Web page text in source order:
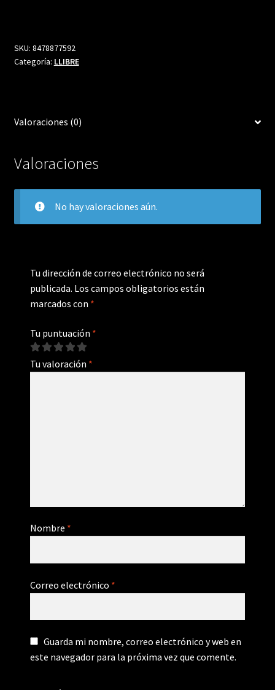
SKU: 8478877592
Categoría: LLIBRE
Valoraciones (0)
Valoraciones
No hay valoraciones aún.
Tu dirección de correo electrónico no será
publicada. Los campos obligatorios están
marcados con *
Tu puntuación *
Tu valoración *
Nombre *
Correo electrónico *
Guarda mi nombre, correo electrónico y web en
este navegador para la próxima vez que comente.